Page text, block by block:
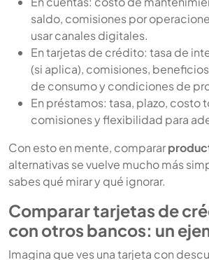
saldo, comisiones por
usar canales digitales.
En tarjetas de crédito: tasa de
(si aplica), comisiones,
de consumo y condiciones de
En préstamos: tasa, plazo, costo
comisiones y flexibilidad para
Con esto en mente, comparar
alternativas se vuelve mucho más
sabes qué mirar y qué ignorar.
Comparar tarjetas de
con otros bancos: un
Imagina que ves una tarjeta con